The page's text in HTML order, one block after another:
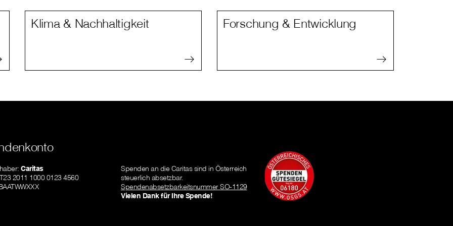
Klima & Nachhaltigkeit Forschung & Entwicklung
Caritas
2011 1000 0123 4560
Spenden an die Caritas sind in Österreich
steuerlich absetzbar.
Spendenabsetzbarkeitsnummer SO-1129
Vielen Dank für Ihre Spende!